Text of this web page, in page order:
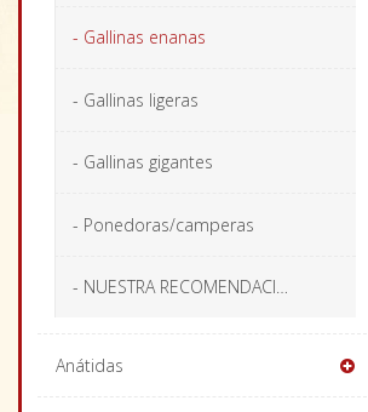
- Gallinas enanas
- Gallinas ligeras
- Gallinas gigantes
- Ponedoras/camperas
- NUESTRA RECOMENDACIÓN
Anátidas